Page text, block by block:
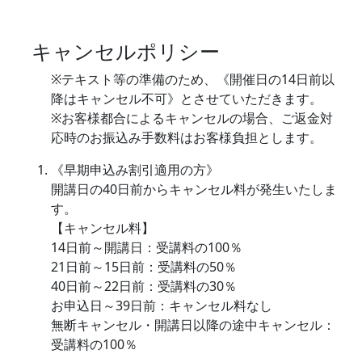
キャンセルポリシー
※テキスト等の準備のため、《開催日の14日前以
降はキャンセル不可》とさせていただきます。
※お客様都合によるキャンセルの場合、ご返金対
応時のお振込み手数料はお客様負担とします。
《早期申込み割引適用の方》
開講日の40日前からキャンセル料が発生いたしま
す。
【キャンセル料】
14日前～開講日：受講料の100％
21日前～15日前：受講料の50％
40日前～22日前：受講料の30％
お申込日～39日前：キャンセル料なし
無断キャンセル・開講日以降の途中キャンセル：
受講料の100％